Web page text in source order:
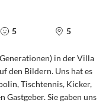
5 5
in der Villa
den Bildern. Uns hat es
Tischtennis, Kicker,
Gastgeber. Sie gaben uns